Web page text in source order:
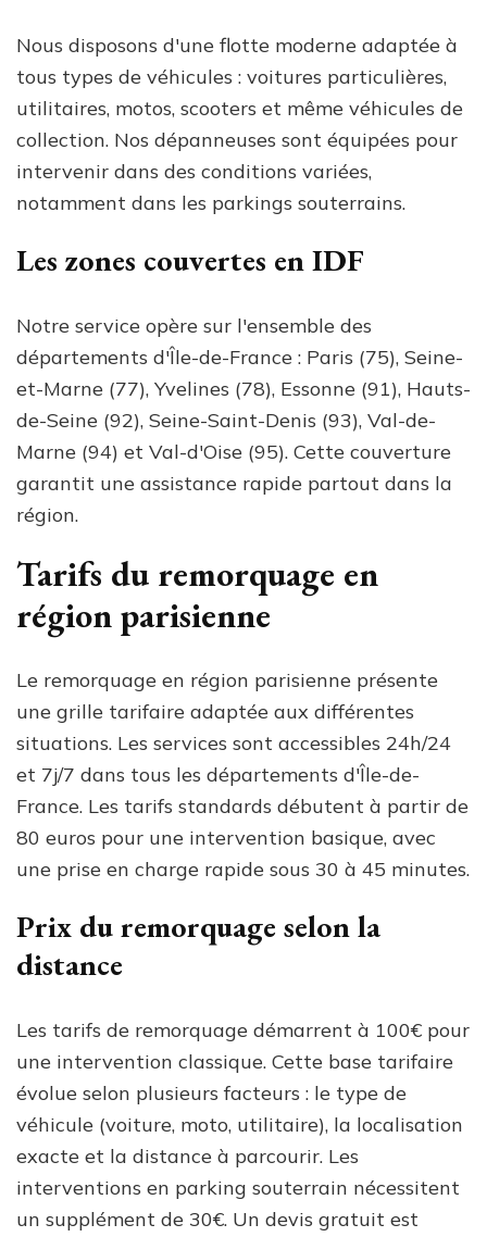
Nous disposons d'une flotte moderne adaptée à
tous types de véhicules : voitures particulières,
utilitaires, motos, scooters et même véhicules de
collection. Nos dépanneuses sont équipées pour
intervenir dans des conditions variées,
notamment dans les parkings souterrains.
Les zones couvertes en IDF
Notre service opère sur l'ensemble des
départements d'Île-de-France : Paris (75), Seine-
et-Marne (77), Yvelines (78), Essonne (91), Hauts-
de-Seine (92), Seine-Saint-Denis (93), Val-de-
Marne (94) et Val-d'Oise (95). Cette couverture
garantit une assistance rapide partout dans la
région.
Tarifs du remorquage en
région parisienne
Le remorquage en région parisienne présente
une grille tarifaire adaptée aux différentes
situations. Les services sont accessibles 24h/24
et 7j/7 dans tous les départements d'Île-de-
France. Les tarifs standards débutent à partir de
80 euros pour une intervention basique, avec
une prise en charge rapide sous 30 à 45 minutes.
Prix du remorquage selon la
distance
Les tarifs de remorquage démarrent à 100€ pour
une intervention classique. Cette base tarifaire
évolue selon plusieurs facteurs : le type de
véhicule (voiture, moto, utilitaire), la localisation
exacte et la distance à parcourir. Les
interventions en parking souterrain nécessitent
un supplément de 30€. Un devis gratuit est